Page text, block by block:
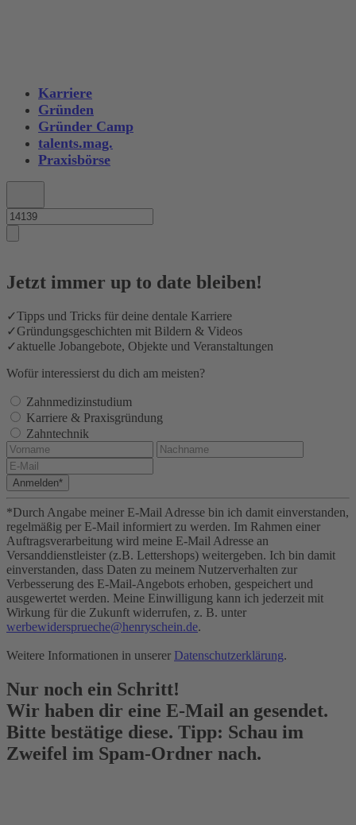
Karriere
Gründen
Gründer Camp
talents.mag.
Praxisbörse
Jetzt immer up to date bleiben!
✓Tipps und Tricks für deine dentale Karriere
✓Gründungsgeschichten mit Bildern & Videos
✓aktuelle Jobangebote, Objekte und Veranstaltungen
Wofür interessierst du dich am meisten?
Zahnmedizinstudium
Karriere & Praxisgründung
Zahntechnik
Anmelden*
*Durch Angabe meiner E-Mail Adresse bin ich damit einverstanden,
regelmäßig per E-Mail informiert zu werden. Im Rahmen einer
Auftragsverarbeitung wird meine E-Mail Adresse an
Versanddienstleister (z.B. Lettershops) weitergeben. Ich bin damit
einverstanden, dass Daten zu meinem Nutzerverhalten zur
Verbesserung des E-Mail-Angebots erhoben, gespeichert und
ausgewertet werden. Meine Einwilligung kann ich jederzeit mit
Wirkung für die Zukunft widerrufen, z. B. unter
werbewidersprueche@henryschein.de.
Weitere Informationen in unserer Datenschutzerklärung.
Nur noch ein Schritt!
Wir haben dir eine E-Mail an gesendet.
Bitte bestätige diese. Tipp: Schau im
Zweifel im Spam-Ordner nach.